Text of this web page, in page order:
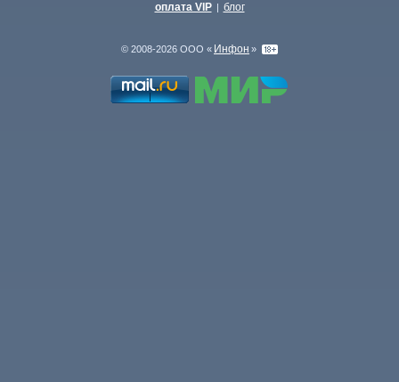
оплата VIP | блог
© 2008-2026 ООО « Инфон »